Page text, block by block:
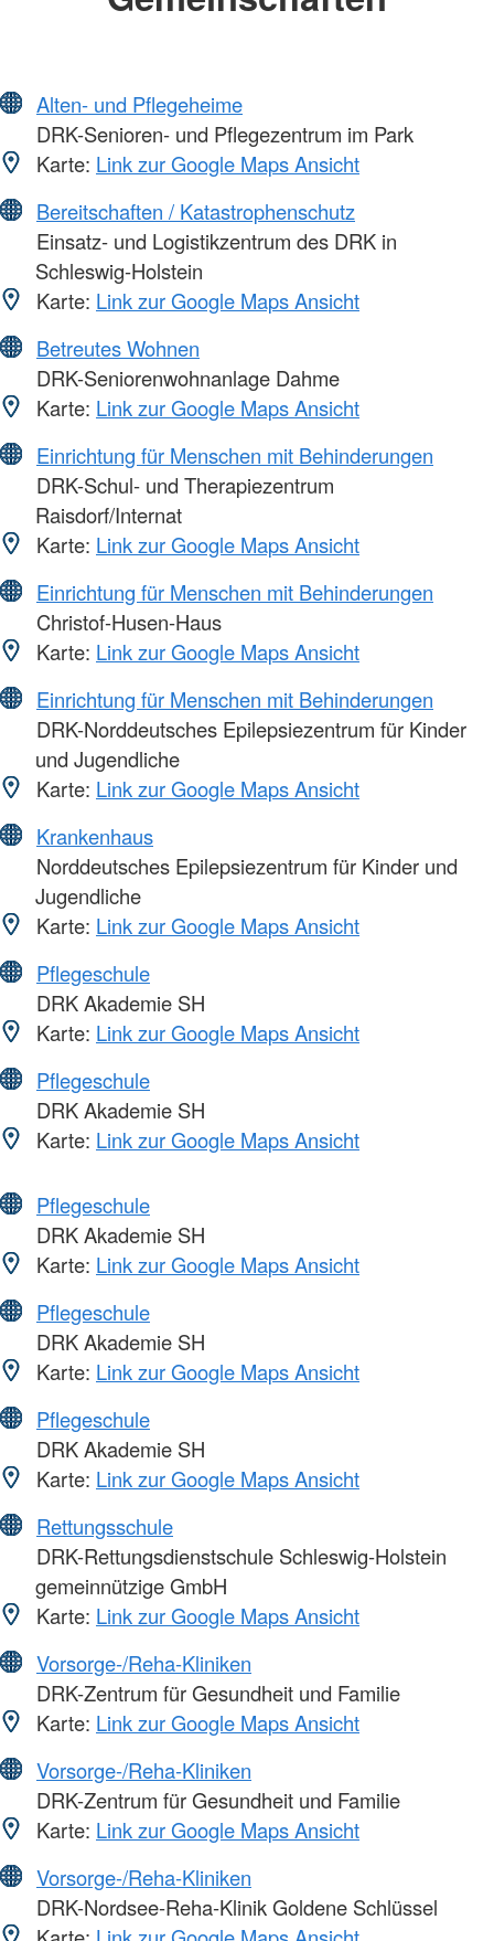
Alten- und Pflegeheime
DRK-Senioren- und Pflegezentrum im Park
Karte: Link zur Google Maps Ansicht
Bereitschaften / Katastrophenschutz
Einsatz- und Logistikzentrum des DRK in
Schleswig-Holstein
Karte: Link zur Google Maps Ansicht
Betreutes Wohnen
DRK-Seniorenwohnanlage Dahme
Karte: Link zur Google Maps Ansicht
Einrichtung für Menschen mit Behinderungen
DRK-Schul- und Therapiezentrum
Raisdorf/Internat
Karte: Link zur Google Maps Ansicht
Einrichtung für Menschen mit Behinderungen
Christof-Husen-Haus
Karte: Link zur Google Maps Ansicht
Einrichtung für Menschen mit Behinderungen
DRK-Norddeutsches Epilepsiezentrum für Kinder
und Jugendliche
Karte: Link zur Google Maps Ansicht
Krankenhaus
Norddeutsches Epilepsiezentrum für Kinder und
Jugendliche
Karte: Link zur Google Maps Ansicht
Pflegeschule
DRK Akademie SH
Karte: Link zur Google Maps Ansicht
Pflegeschule
DRK Akademie SH
Karte: Link zur Google Maps Ansicht
Pflegeschule
DRK Akademie SH
Karte: Link zur Google Maps Ansicht
Pflegeschule
DRK Akademie SH
Karte: Link zur Google Maps Ansicht
Pflegeschule
DRK Akademie SH
Karte: Link zur Google Maps Ansicht
Rettungsschule
DRK-Rettungsdienstschule Schleswig-Holstein
gemeinnützige GmbH
Karte: Link zur Google Maps Ansicht
Vorsorge-/Reha-Kliniken
DRK-Zentrum für Gesundheit und Familie
Karte: Link zur Google Maps Ansicht
Vorsorge-/Reha-Kliniken
DRK-Zentrum für Gesundheit und Familie
Karte: Link zur Google Maps Ansicht
Vorsorge-/Reha-Kliniken
DRK-Nordsee-Reha-Klinik Goldene Schlüssel